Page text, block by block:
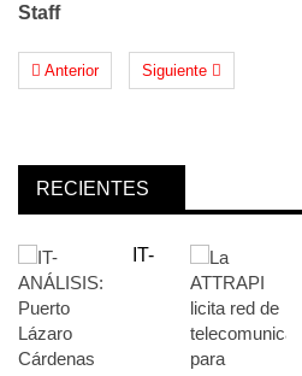
Staff
Anterior Siguiente
RECIENTES
IT-